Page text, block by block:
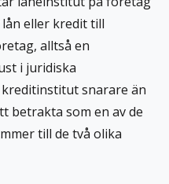
eller kredit till
alltså en
i juridiska
snarare än
betrakta som en av de
till de två olika